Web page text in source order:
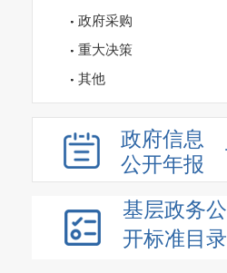
政府采购
重大决策
其他
政府信息
公开年报
基层政务公
开标准目录